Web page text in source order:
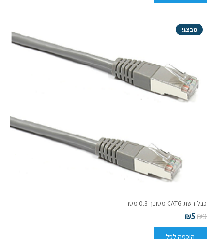
מבצע!
כבל רשת CAT6 מסוכך 0.3 מטר
₪9
₪5
הוספה לסל